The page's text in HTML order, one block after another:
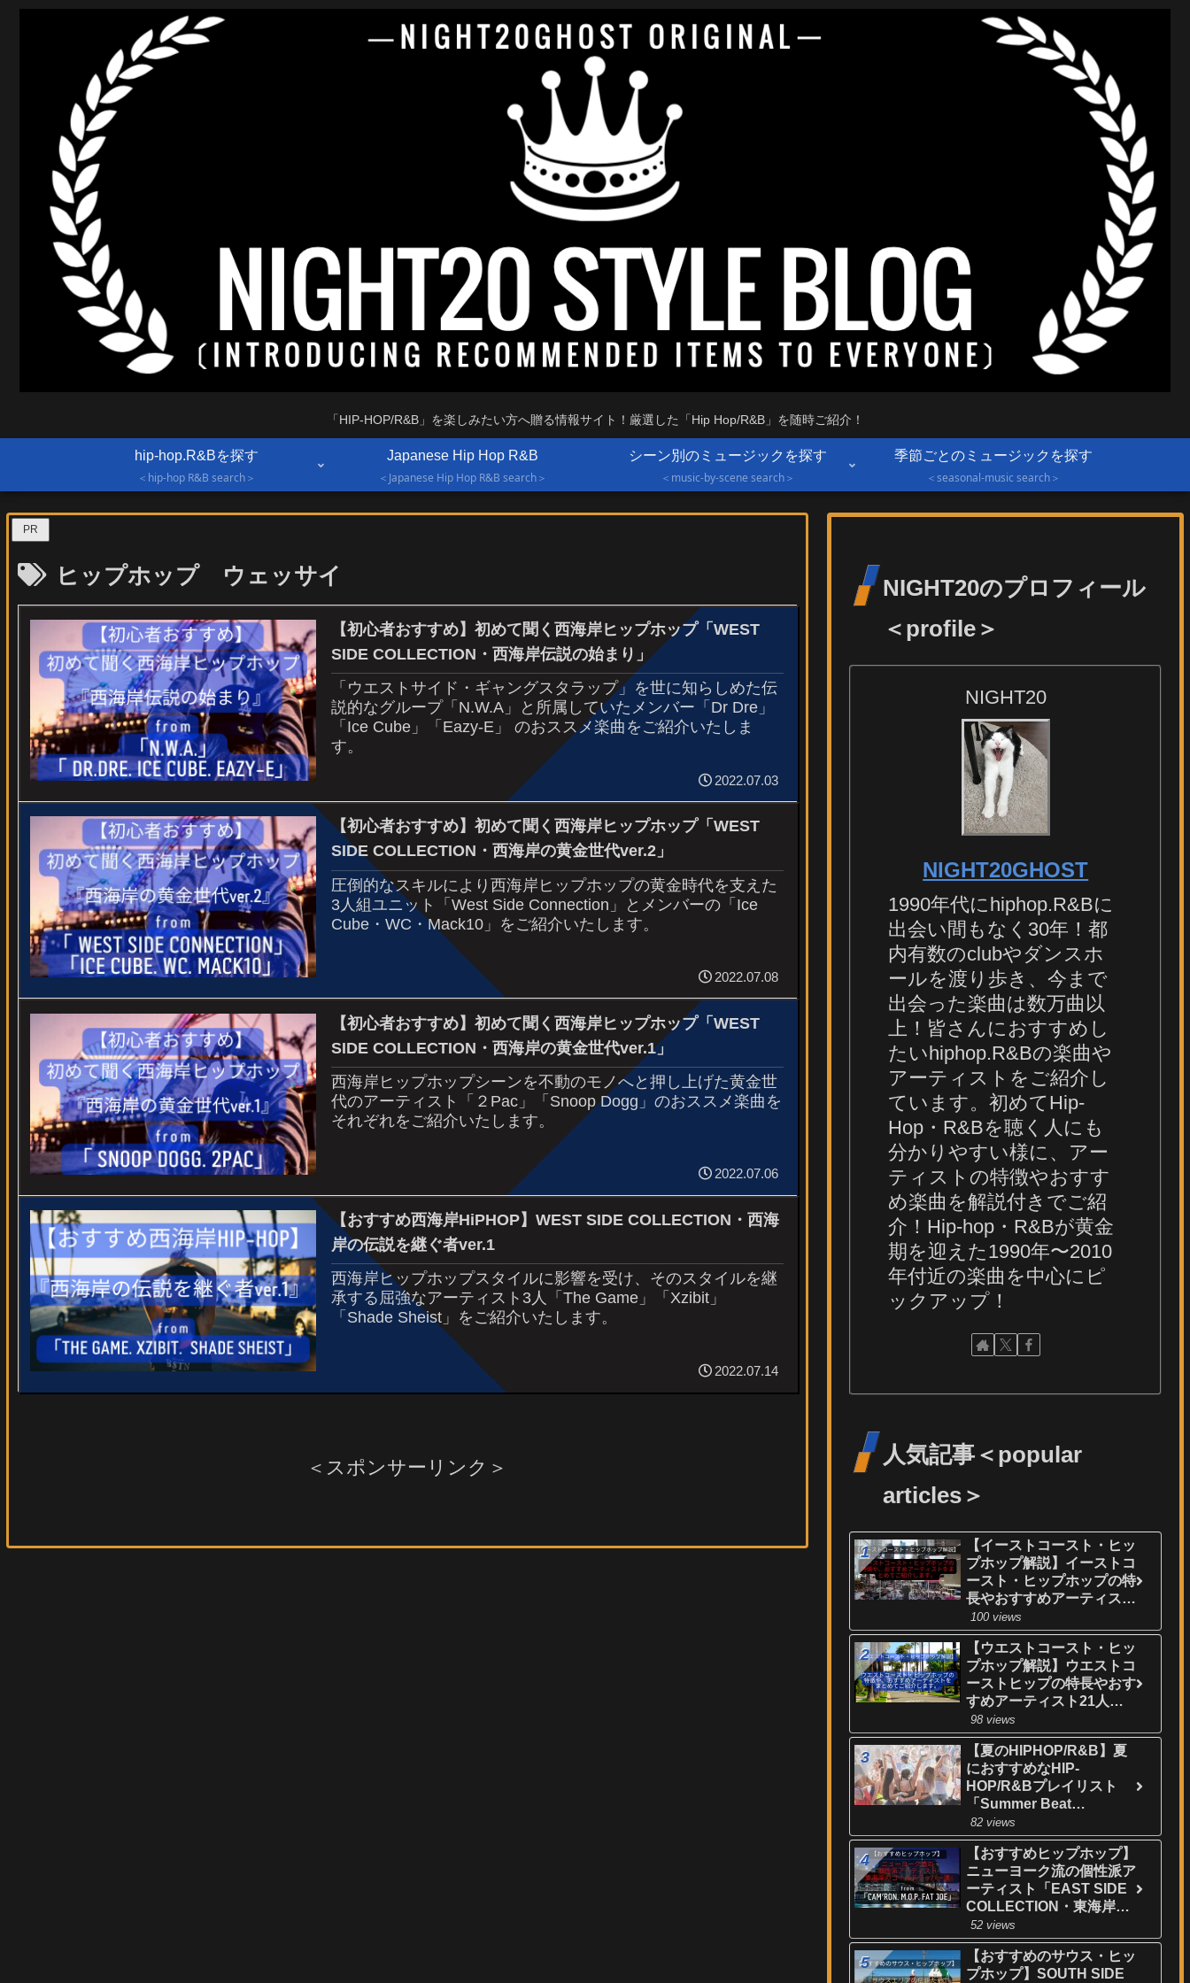
「HIP-HOP/R&B」を楽しみたい方へ贈る情報サイト！厳選した「Hip Hop/R&B」を随時ご紹介！
hip-hop.R&Bを探す
＜hip-hop R&B search＞
Japanese Hip Hop R&B
＜Japanese Hip Hop R&B search＞
シーン別のミュージックを探す
＜music-by-scene search＞
季節ごとのミュージックを探す
＜seasonal-music search＞
PR
ヒップホップ ウェッサイ
【初心者おすすめ】初めて聞く西海岸ヒップホップ「WEST
SIDE COLLECTION・西海岸伝説の始まり」
「ウエストサイド・ギャングスタラップ」を世に知らしめた伝
説的なグループ「N.W.A」と所属していたメンバー「Dr Dre」
「Ice Cube」「Eazy-E」 のおススメ楽曲をご紹介いたしま
す。
2022.07.03
【初心者おすすめ】初めて聞く西海岸ヒップホップ「WEST
SIDE COLLECTION・西海岸の黄金世代ver.2」
圧倒的なスキルにより西海岸ヒップホップの黄金時代を支えた
3人組ユニット「West Side Connection」とメンバーの「Ice
Cube・WC・Mack10」をご紹介いたします。
2022.07.08
【初心者おすすめ】初めて聞く西海岸ヒップホップ「WEST
SIDE COLLECTION・西海岸の黄金世代ver.1」
西海岸ヒップホップシーンを不動のモノへと押し上げた黄金世
代のアーティスト「２Pac」「Snoop Dogg」のおススメ楽曲を
それぞれをご紹介いたします。
2022.07.06
【おすすめ西海岸HiPHOP】WEST SIDE COLLECTION・西海
岸の伝説を継ぐ者ver.1
西海岸ヒップホップスタイルに影響を受け、そのスタイルを継
承する屈強なアーティスト3人「The Game」「Xzibit」
「Shade Sheist」をご紹介いたします。
2022.07.14
＜スポンサーリンク＞
NIGHT20のプロフィール
＜profile＞
NIGHT20
NIGHT20GHOST
1990年代にhiphop.R&Bに
出会い間もなく30年！都
内有数のclubやダンスホ
ールを渡り歩き、今まで
出会った楽曲は数万曲以
上！皆さんにおすすめし
たいhiphop.R&Bの楽曲や
アーティストをご紹介し
ています。初めてHip-
Hop・R&Bを聴く人にも
分かりやすい様に、アー
ティストの特徴やおすす
め楽曲を解説付きでご紹
介！Hip-hop・R&Bが黄金
期を迎えた1990年〜2010
年付近の楽曲を中心にピ
ックアップ！
人気記事＜popular
articles＞
【イーストコースト・ヒッ
プホップ解説】イーストコ
ースト・ヒップホップの特
長やおすすめアーティスト
24人を厳選してご紹介！
100 views
【ウエストコースト・ヒッ
プホップ解説】ウエストコ
ーストヒップの特長やおす
すめアーティスト21人を
厳選してご紹介！
98 views
【夏のHIPHOP/R&B】夏
におすすめなHIP-
HOP/R&Bプレイリスト
「Summer Beat
Collection」
82 views
【おすすめヒップホップ】
ニューヨーク流の個性派ア
ーティスト「EAST SIDE
COLLECTION・東海岸の
ゴールドラッパー達」
52 views
【おすすめのサウス・ヒッ
プホップ】SOUTH SIDE